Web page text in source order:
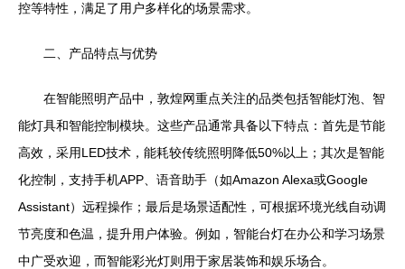
控等特性，满足了用户多样化的场景需求。
二、产品特点与优势
在智能照明产品中，敦煌网重点关注的品类包括智能灯泡、智
能灯具和智能控制模块。这些产品通常具备以下特点：首先是节能
高效，采用LED技术，能耗较传统照明降低50%以上；其次是智能
化控制，支持手机APP、语音助手（如Amazon Alexa或Google
Assistant）远程操作；最后是场景适配性，可根据环境光线自动调
节亮度和色温，提升用户体验。例如，智能台灯在办公和学习场景
中广受欢迎，而智能彩光灯则用于家居装饰和娱乐场合。